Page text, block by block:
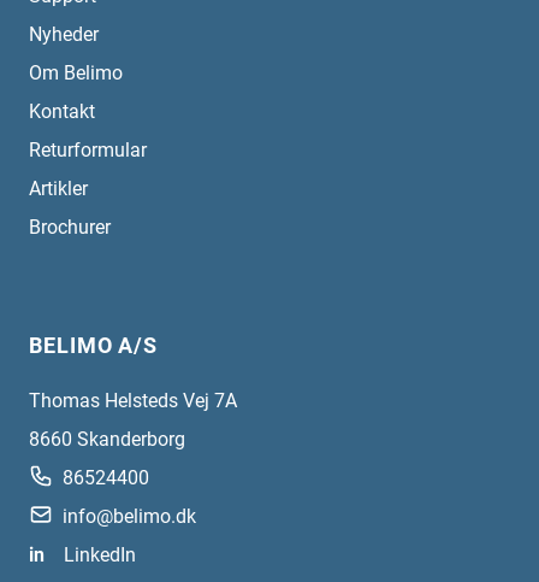
Nyheder
Om Belimo
Kontakt
Returformular
Artikler
Brochurer
BELIMO A/S
Thomas Helsteds Vej 7A
8660 Skanderborg
86524400
info@belimo.dk
in
LinkedIn